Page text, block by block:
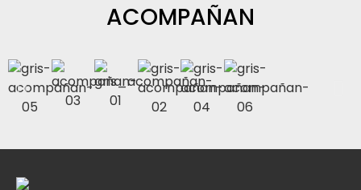
ACOMPAÑAN